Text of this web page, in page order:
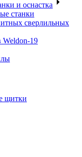
и оснастка
станки
сверлильных
Weldon-19
щитки